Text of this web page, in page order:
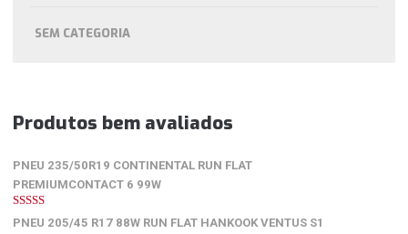
SEM CATEGORIA
Produtos bem avaliados
PNEU 235/50R19 CONTINENTAL RUN FLAT
PREMIUMCONTACT 6 99W
5de 5
PNEU 205/45 R17 88W RUN FLAT HANKOOK VENTUS S1